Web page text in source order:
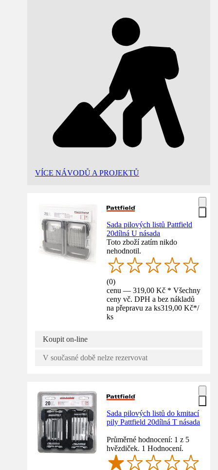
VÍCE NÁVODŮ A PROJEKTŮ
Sada pilových listů Pattfield
20dílná U násada
Toto zboží zatím nikdo
nehodnotil.
(0)
cenu — 319,00 Kč * Všechny
ceny vč. DPH a bez nákladů
na přepravu za ks319,00 Kč*/
ks
Koupit on-line
V současné době nelze rezervovat
Sada pilových listů do kmitací
pily Pattfield 20dílná T násada
Průměrné hodnocení: 1 z 5
hvězdiček. 1 Hodnocení.